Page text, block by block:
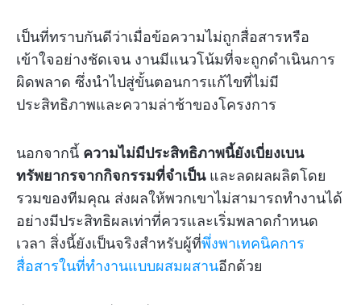
เป็นที่ทราบกันดีว่าเมื่อข้อความไม่ถูกสื่อสารหรือ
เข้าใจอย่างชัดเจน งานมีแนวโน้มที่จะถูกดำเนินการ
ผิดพลาด ซึ่งนำไปสู่ขั้นตอนการแก้ไขที่ไม่มี
ประสิทธิภาพและความล่าช้าของโครงการ
นอกจากนี้ ความไม่มีประสิทธิภาพนี้ยังเบี่ยงเบน
ทรัพยากรจากกิจกรรมที่จำเป็นและลดผลผลิตโดย
รวมของทีมคุณ ส่งผลให้พวกเขาไม่สามารถทำงานได้
อย่างมีประสิทธิผลเท่าที่ควรและเริ่มพลาดกำหนด
เวลา สิ่งนี้ยังเป็นจริงสำหรับผู้ที่พึ่งพาเทคนิคการ
สื่อสารในที่ทำงานแบบผสมผสานอีกด้วย